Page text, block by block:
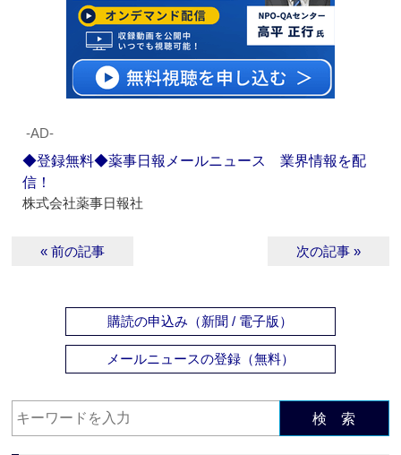
‐AD‐
◆登録無料◆薬事日報メールニュース 業界情報を配
信！
株式会社薬事日報社
« 前の記事 次の記事 »
購読の申込み（新聞 / 電子版）
メールニュースの登録（無料）
検 索